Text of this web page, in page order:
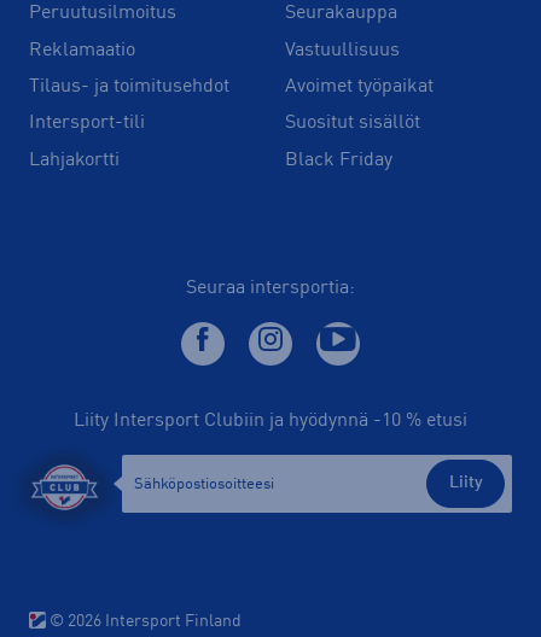
Peruutusilmoitus
Reklamaatio
Tilaus- ja toimitusehdot
Intersport-tili
Lahjakortti
Seurakauppa
Vastuullisuus
Avoimet työpaikat
Suositut sisällöt
Black Friday
Seuraa intersportia:
Liity Intersport Clubiin ja hyödynnä -10 % etusi
Liity
© 2026 Intersport Finland